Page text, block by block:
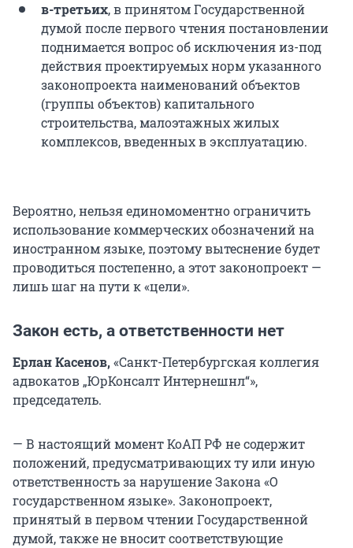
в-третьих, в принятом Государственной
думой после первого чтения постановлении
поднимается вопрос об исключения из-под
действия проектируемых норм указанного
законопроекта наименований объектов
(группы объектов) капитального
строительства, малоэтажных жилых
комплексов, введенных в эксплуатацию.
Вероятно, нельзя единомоментно ограничить
использование коммерческих обозначений на
иностранном языке, поэтому вытеснение будет
проводиться постепенно, а этот законопроект —
лишь шаг на пути к «цели».
Закон есть, а ответственности нет
Ерлан Касенов,«Санкт-Петербургская коллегия
адвокатов „ЮрКонсалт Интернешнл“»,
председатель.
— В настоящий момент КоАП РФ не содержит
положений, предусматривающих ту или иную
ответственность за нарушение Закона «О
государственном языке». Законопроект,
принятый в первом чтении Государственной
думой, также не вносит соответствующие